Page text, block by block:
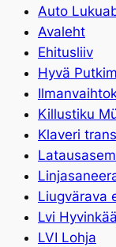
Auto
Avaleht
Ehitusliiv
Hyvä
Killustiku
Klaveri
Liugvärava
Lvi Hyvinkää
LVI Lohja